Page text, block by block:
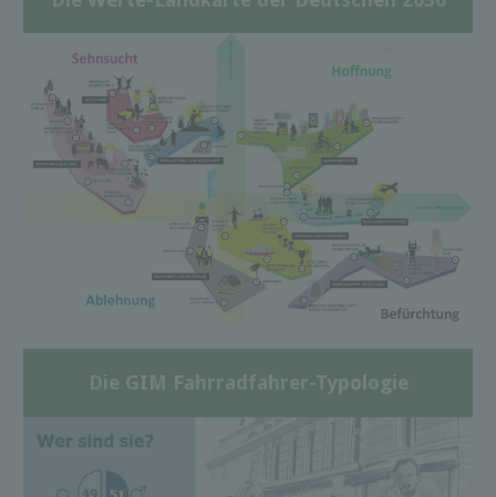
Die GIM Fahrradfahrer-Typologie